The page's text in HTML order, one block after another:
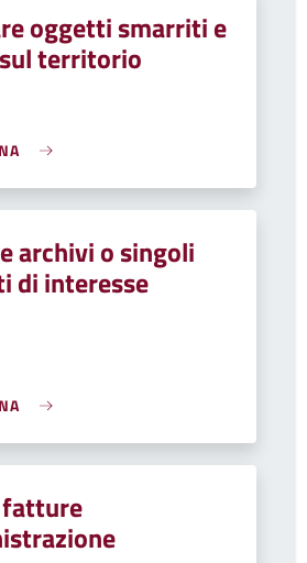
oggetti smarriti e
territorio
archivi o singoli
di interesse